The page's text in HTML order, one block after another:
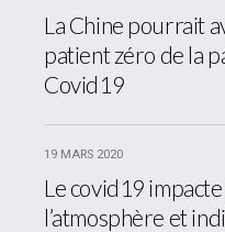
La Chine pourrait
patient zéro de la
Covid19
19 MARS 2020
Le covid19
l’atmosphère et